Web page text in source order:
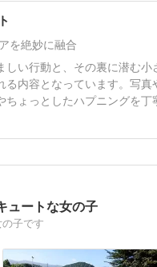
を絶妙に融合
しい行動と、その裏に潜む
る内容となっています。写
ちょっとしたハプニングを
ートな女の子
子です